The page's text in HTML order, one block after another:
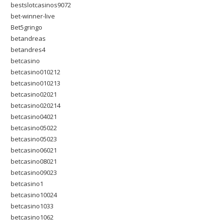
bestslotcasinos9072
bet-winner-live
Bet5gringo
betandreas
betandres4
betcasino
betcasino010212
betcasino010213
betcasino02021
betcasino020214
betcasino04021
betcasino05022
betcasino05023
betcasino06021
betcasino08021
betcasino09023
betcasino1
betcasino10024
betcasino1033
betcasino1062